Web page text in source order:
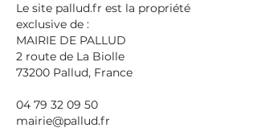
Le site pallud.fr est la propriété
exclusive de :
MAIRIE DE PALLUD
2 route de La Biolle
73200 Pallud, France
04 79 32 09 50
mairie@pallud.fr